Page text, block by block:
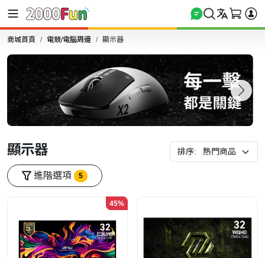
商城首頁 電競/電腦周邊 顯示器
顯示器 排序:
進階選項 5
45%